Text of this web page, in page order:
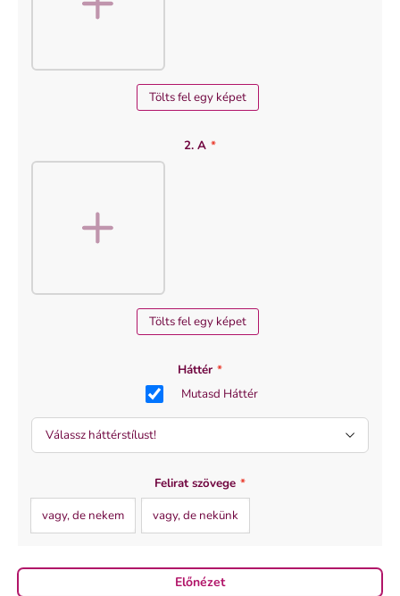
Tölts fel egy képet
2. A *
Tölts fel egy képet
Háttér *
Mutasd Háttér
Felirat szövege *
vagy, de nekem
vagy, de nekünk
Előnézet